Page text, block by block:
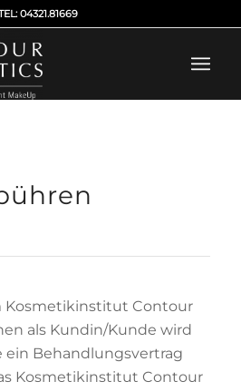
04321.81669
Kosmetikinstitut Contour
als Kundin/Kunde wird
ein Behandlungsvertrag
Kosmetikinstitut Contour